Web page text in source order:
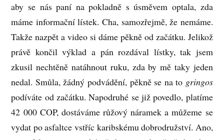
aby se nás paní na pokladně s úsměvem optala, zda
máme informační lístek. Cha, samozřejmě, že nemáme.
Takže nazpět a video si dáme pěkně od začátku. Jelikož
právě končil výklad a pán rozdával lístky, tak jsem
zkusil nechtěně natáhnout ruku, zda by mě taky jeden
nedal. Smůla, žádný podvádění, pěkně se na to gringos
podíváte od začátku. Napodruhé se již povedlo, platíme
42 000 COP, dostáváme růžový náramek a můžeme se
vydat po asfaltce vstříc karibskému dobrodružství. Ano,